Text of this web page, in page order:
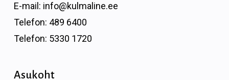
E-mail: info@kulmaline.ee
Telefon: 489 6400
Telefon: 5330 1720
Asukoht